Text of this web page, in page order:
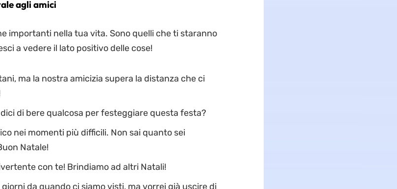
agli amici
importanti nella tua vita. Sono quelli che ti staranno
a vedere il lato positivo delle cose!
ma la nostra amicizia supera la distanza che ci
di bere qualcosa per festeggiare questa festa?
nei momenti più difficili. Non sai quanto sei
Natale!
con te! Brindiamo ad altri Natali!
da quando ci siamo visti, ma vorrei già uscire di